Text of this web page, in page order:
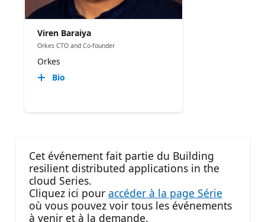
Viren Baraiya
Orkes CTO and Co-founder
Orkes
Bio
Cet événement fait partie du Building
resilient distributed applications in the
cloud Series.
Cliquez ici pour accéder à la page Série
où vous pouvez voir tous les événements
à venir et à la demande.